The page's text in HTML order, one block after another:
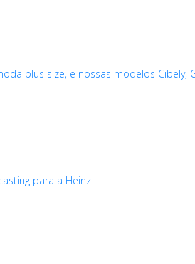
plus size, e nossas modelos Cibely,
para a Heinz